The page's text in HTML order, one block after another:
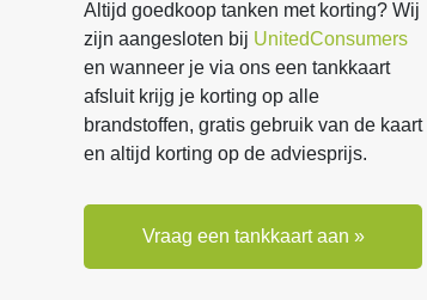
Altijd goedkoop tanken met korting? Wij
zijn aangesloten bij UnitedConsumers
en wanneer je via ons een tankkaart
afsluit krijg je korting op alle
brandstoffen, gratis gebruik van de kaart
en altijd korting op de adviesprijs.
Vraag een tankkaart aan »